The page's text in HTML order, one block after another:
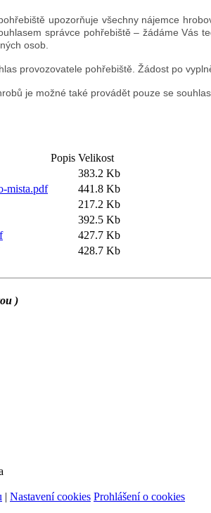
upozorňuje všechny nájemce
správce pohřebiště – žádáme Vás
osob.
provozovatele pohřebiště. Žádost po
je možné také provádět pouze se
Popis Velikost
383.2 Kb
mista.pdf
441.8 Kb
217.2 Kb
392.5 Kb
427.7 Kb
428.7 Kb
)
| Nastavení cookies Prohlášení o cookies